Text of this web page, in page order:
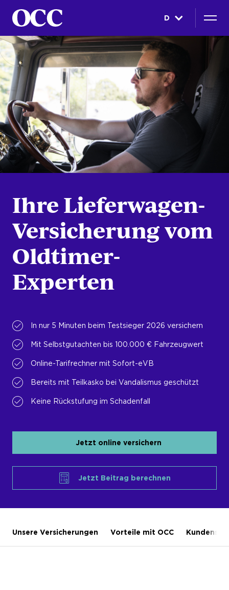
D
Ihre Lieferwagen-
Versicherung vom
Oldtimer-
Experten
In nur 5 Minuten beim Testsieger 2026 versichern
Mit Selbstgutachten bis 100.000 € Fahrzeugwert
Online-Tarifrechner mit Sofort-eVB
Bereits mit Teilkasko bei Vandalismus geschützt
Keine Rückstufung im Schadenfall
Jetzt online versichern
Jetzt Beitrag berechnen
Unsere Versicherungen Vorteile mit OCC